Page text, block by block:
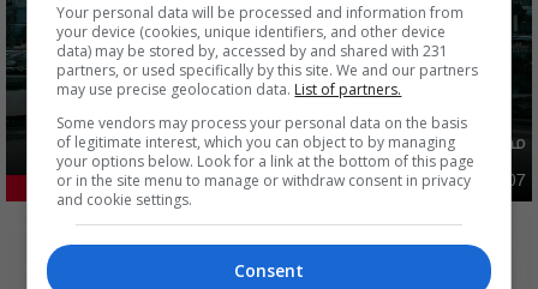
مصدر يوضح ما حصل في بغداد ليلة امس وفجر اليوم
أمن 42.21% 03:02 | 2026-08-07
Your personal data will be processed and information from
your device (cookies, unique identifiers, and other device
data) may be stored by, accessed by and shared with 231
partners, or used specifically by this site. We and our partners
may use precise geolocation data. List of partners.
Some vendors may process your personal data on the basis
of legitimate interest, which you can object to by managing
your options below. Look for a link at the bottom of this page
or in the site menu to manage or withdraw consent in privacy
and cookie settings.
Consent